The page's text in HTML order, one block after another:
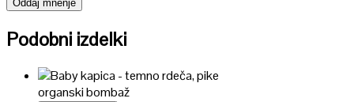
Podobni izdelki
organski bombaž